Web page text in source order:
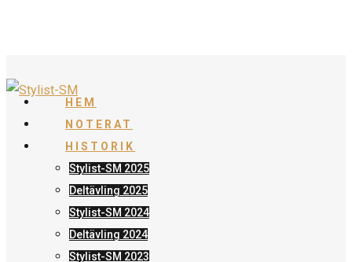
HEM
NOTERAT
HISTORIK
Stylist-SM 2025
Deltävling 2025
Stylist-SM 2024
Deltävling 2024
Stylist-SM 2023